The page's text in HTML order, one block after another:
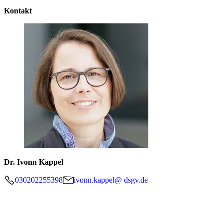
Kontakt
Dr. Ivonn Kappel
030202255398 ivonn.kappel@ dsgv.de